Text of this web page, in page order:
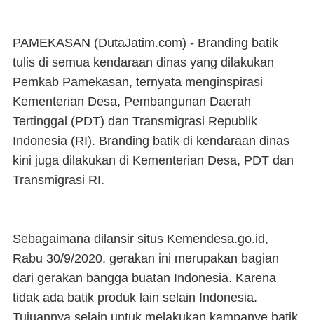
PAMEKASAN (DutaJatim.com) - Branding batik
tulis di semua kendaraan dinas yang dilakukan
Pemkab Pamekasan, ternyata menginspirasi
Kementerian Desa, Pembangunan Daerah
Tertinggal (PDT) dan Transmigrasi Republik
Indonesia (RI). Branding batik di kendaraan dinas
kini juga dilakukan di Kementerian Desa, PDT dan
Transmigrasi RI.
Sebagaimana dilansir situs Kemendesa.go.id,
Rabu 30/9/2020, gerakan ini merupakan bagian
dari gerakan bangga buatan Indonesia. Karena
tidak ada batik produk lain selain Indonesia.
Tujuannya selain untuk melakukan kampanye batik